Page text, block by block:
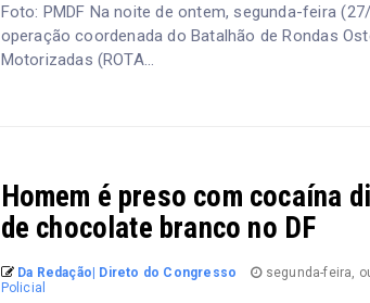
Foto: PMDF Na noite de ontem, segunda-feira
operação coordenada do Batalhão de Rondas
Motorizadas (ROTA...
Homem é preso com cocaína
de chocolate branco no DF
Da Redação| Direto do Congresso
segunda-feira,
Policial